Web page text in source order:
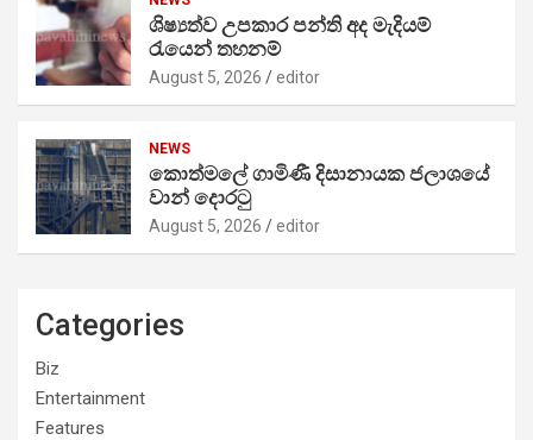
ශිෂ්‍යත්ව උපකාර පන්ති අද මැදියම්
රැයෙන් තහනම්
August 5, 2026 editor
NEWS
කොත්මලේ ගාමිණී දිසානායක ජලාශයේ
වාන් දොරටු
August 5, 2026 editor
Categories
Biz
Entertainment
Features